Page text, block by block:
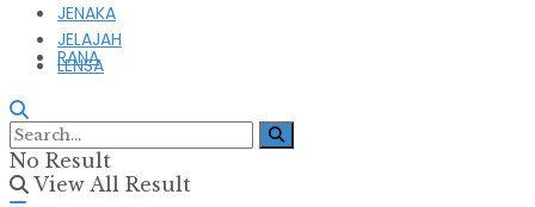
RANA
FIKSI & PUISI
JENAKA
JELAJAH
LENSA
No Result
View All Result